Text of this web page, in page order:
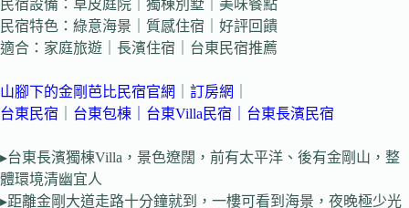
民宿設備：草皮庭院｜獨棟別墅｜美味餐點
民宿特色：綠意海景｜質感住宿｜好評回饋
適合：家庭旅遊｜長濱住宿｜台東民宿推薦
山腳下的金剛芭比民宿官網 訂房網
台東民宿
台東包棟 台東Villa民宿 ｜台東長濱民宿
▸台東長濱獨棟Villa，景色遼闊，前有太平洋、後有金剛山，整
體環境清幽宜人
▸距離金剛大道走路十分鐘就到，一樓可看到海景，夜晚極少光